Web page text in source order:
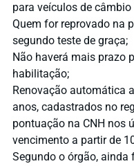
para veículos de
Quem for reprovado na
segundo teste de graça;
Não haverá mais prazo
habilitação;
Renovação automática
anos, cadastrados no
pontuação na CNH nos
vencimento a partir de
Segundo o órgão,